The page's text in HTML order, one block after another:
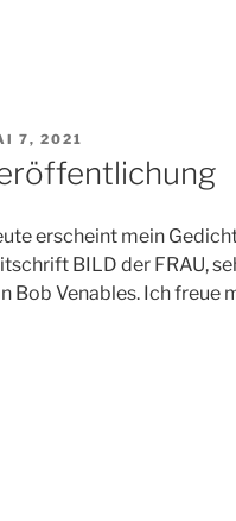
7, 2021
erscheint mein
BILD der FRAU,
Bob Venables. Ich freue